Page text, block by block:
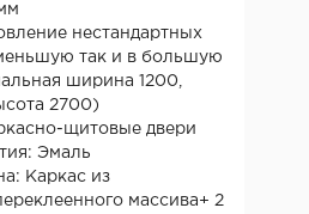
нестандартных
так и в большую
ширина 1200,
2700)
щитовые двери
Эмаль
Каркас из
массива+ 2